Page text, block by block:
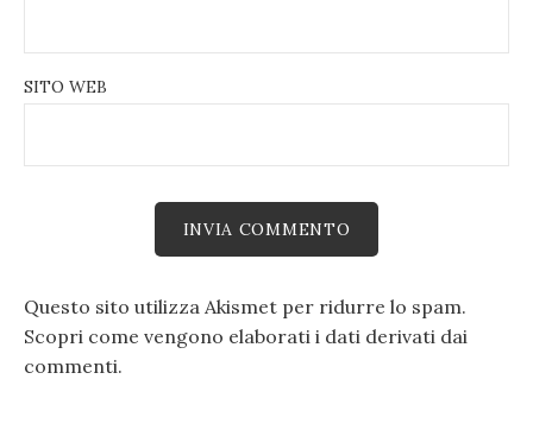
SITO WEB
Questo sito utilizza Akismet per ridurre lo spam.
Scopri come vengono elaborati i dati derivati dai
commenti.